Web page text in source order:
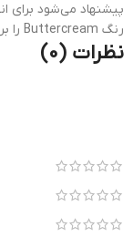
پیشنهاد می‌شود برای
رنگ Buttercream را برای پوست‌های روشن تا متوسط انتخاب کنید.
نظرات (0)